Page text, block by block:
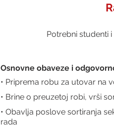
Potrebni studenti
Osnovne obaveze i
• Priprema robu za utovar na
• Brine o preuzetoj robi, vrši
• Obavlja poslove sortiranja
rada